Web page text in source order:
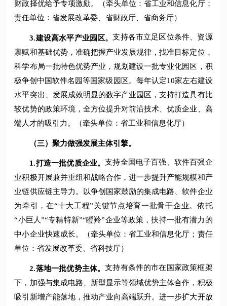
财政择优给予专项激励。（牵头单位：省工业和信息化厅；
责任单位：省发展改革委、省财政厅、省商务厅）
3.建设高水平产业园区。支持各市立足区位条件、资源
禀赋和基础优势，准确把握产业发展规律，找准目标定位，
科学布局一批特色优势产业，规划建设一批专业化园区，积
极争创中国软件名园等国家级园区。每年认定10家左右建设
水平突出、发展成效明显的数字产业园区，支持打造具有比
较优势的政策环境，全方位提升对前沿技术、优质企业、高
端人才的吸引力。（牵头单位：省工业和信息化厅）
（三）聚力做强发展主体引擎。
1.打造一批优质企业。支持全国电子百强、软件百强企
业积极开展兼并重组和战略合作，进一步提升产能规模和产
业链供应链主导力。以争创国家鼓励的集成电路、软件企业
为牵引，在“十大工程”关键节点培育一批骨干企业。依托
“小巨人”“专精特新”“瞪羚”企业等政策，扶持一批有潜力的
中小企业快速成长。（牵头单位：省工业和信息化厅；责任
单位：省发展改革委、省科技厅）
2.落地一批优势主体。支持有条件的市在国家政策框架
下，加强与集成电路、新型显示等领域优势主体合作，积极
吸引新增产能落地，推动产业向高端跃升。进一步扩大开放